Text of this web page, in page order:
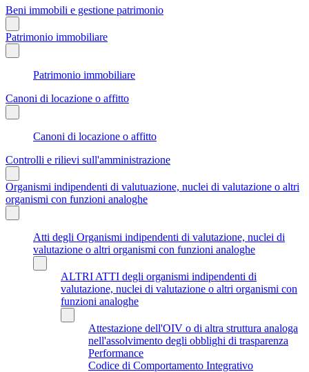
Beni immobili e gestione patrimonio
Patrimonio immobiliare
Patrimonio immobiliare
Canoni di locazione o affitto
Canoni di locazione o affitto
Controlli e rilievi sull'amministrazione
Organismi indipendenti di valutuazione, nuclei di valutazione o altri
organismi con funzioni analoghe
Atti degli Organismi indipendenti di valutazione, nuclei di
valutazione o altri organismi con funzioni analoghe
ALTRI ATTI degli organismi indipendenti di
valutazione, nuclei di valutazione o altri organismi con
funzioni analoghe
Attestazione dell'OIV o di altra struttura analoga
nell'assolvimento degli obblighi di trasparenza
Performance
Codice di Comportamento Integrativo